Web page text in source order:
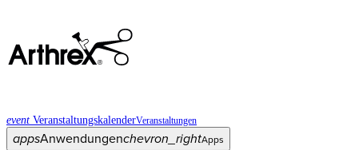
event VeranstaltungskalenderVeranstaltungen
appsAnwendungenchevron_rightApps